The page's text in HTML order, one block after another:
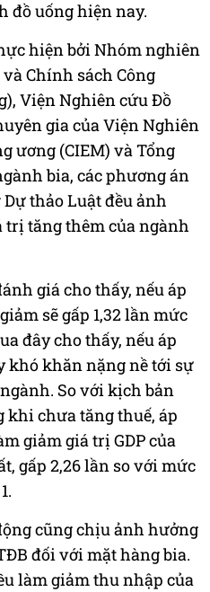
đồ uống hiện nay.
hiện bởi Nhóm nghiên
Chính sách Công
Viện Nghiên cứu Đồ
gia của Viện Nghiên
ương (CIEM) và Tổng
bia, các phương án
thảo Luật đều ảnh
tăng thêm của ngành
giá cho thấy, nếu áp
sẽ gấp 1,32 lần mức
đây cho thấy, nếu áp
khó khăn nặng nề tới sự
So với kịch bản
chưa tăng thuế, áp
giảm giá trị GDP của
gấp 2,26 lần so với mức
cũng chịu ảnh hưởng
đối với mặt hàng bia.
làm giảm thu nhập của